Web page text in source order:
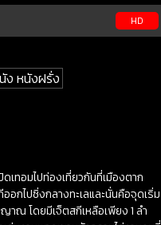
HD
ง หนังฝรั่ง
เทอมไปท่องเที่ยวกันที่เมืองตาก
อกไปซิ่งกลางทะเลและนั่นคือจุดเริ่ม
าณ โดยมีเจ็ตสกีเหลือเพียง 1 ลำ